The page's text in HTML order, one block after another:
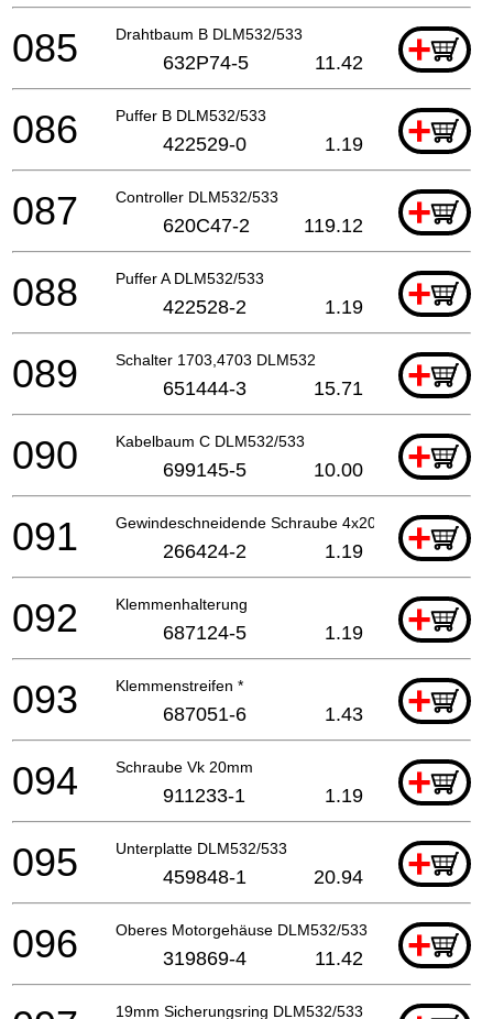
Drahtbaum B DLM532/533 +
085 632P74-5 11.42
Puffer B DLM532/533 +
086 422529-0 1.19
Controller DLM532/533 +
087 620C47-2 119.12
Puffer A DLM532/533 +
088 422528-2 1.19
Schalter 1703,4703 DLM532 +
089 651444-3 15.71
Kabelbaum C DLM532/533 +
090 699145-5 10.00
Gewindeschneidende Schraube 4x20 +
091 266424-2 1.19
Klemmenhalterung +
092 687124-5 1.19
Klemmenstreifen * +
093 687051-6 1.43
Schraube Vk 20mm +
094 911233-1 1.19
Unterplatte DLM532/533 +
095 459848-1 20.94
Oberes Motorgehäuse DLM532/533 +
096 319869-4 11.42
19mm Sicherungsring DLM532/533